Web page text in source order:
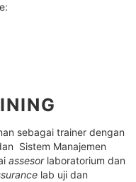
sebagai trainer dengan
Sistem Manajemen
assesorlaboratorium dan
lab uji dan